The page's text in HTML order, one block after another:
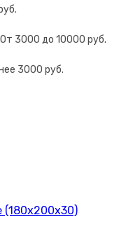
(180х200х30)